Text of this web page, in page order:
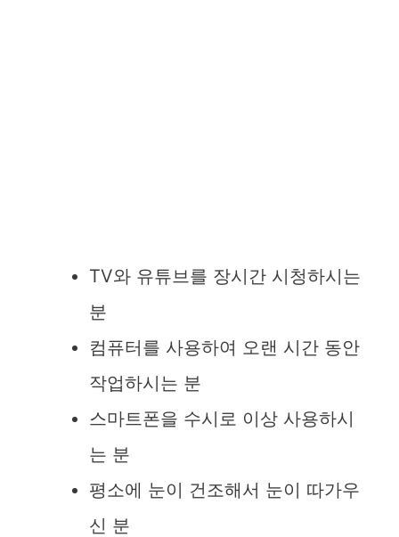
TV와 유튜브를 장시간 시청하시는
분
컴퓨터를 사용하여 오랜 시간 동안
작업하시는 분
스마트폰을 수시로 이상 사용하시
는 분
평소에 눈이 건조해서 눈이 따가우
신 분